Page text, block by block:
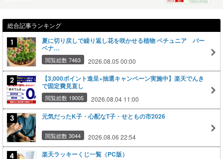
総合記事ランキング
夏に切り戻しで繰り返し花を咲かせる植物 ペチュニア バー
ベナ…
閲覧総数 7463 2026.08.05 00:00
【3,000ポイント進呈×抽選キャンペーン実施中】楽天でんき
で固定費見直し
閲覧総数 19005 2026.08.04 11:00
元気だったK子・心配なT子・せともの市2026
閲覧総数 3044 2026.08.06 22:54
楽天ラッキーくじ一覧（PC版）